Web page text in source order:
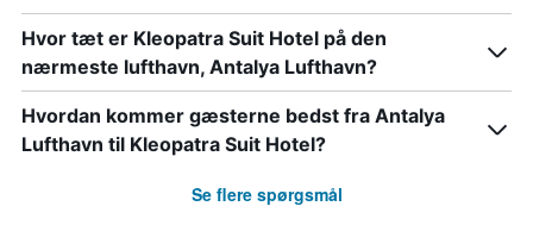
Hvor tæt er Kleopatra Suit Hotel på den
nærmeste lufthavn, Antalya Lufthavn?
Hvordan kommer gæsterne bedst fra Antalya
Lufthavn til Kleopatra Suit Hotel?
Se flere spørgsmål